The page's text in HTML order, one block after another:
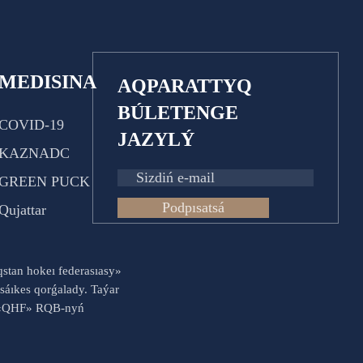
19
PUCK
AQPARATTYQ
BÚLETENGE
JAZYLÝ
Podpısatsá
hokeı federasıasy»
qorǵalady. Taýar
RQB-nyń